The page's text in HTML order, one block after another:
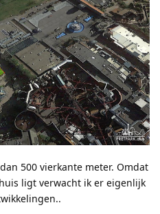
500 vierkante meter. Omdat
ligt verwacht ik er eigenlijk